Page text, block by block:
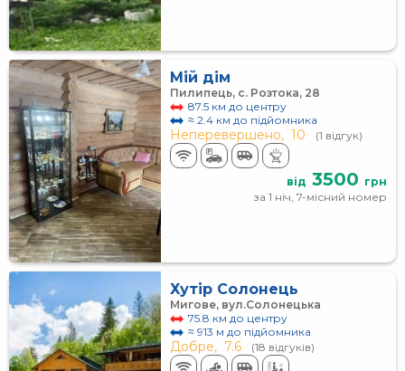
Мій дім
Пилипець, с. Розтока, 28
87.5 км до центру
≈ 2.4 км до підйомника
Неперевершено, 10 (1 відгук)
від 3500 грн
за 1 ніч, 7-місний номер
Хутір Солонець
Мигове, вул.Солонецька
75.8 км до центру
≈ 913 м до підйомника
Добре, 7.6 (18 відгуків)